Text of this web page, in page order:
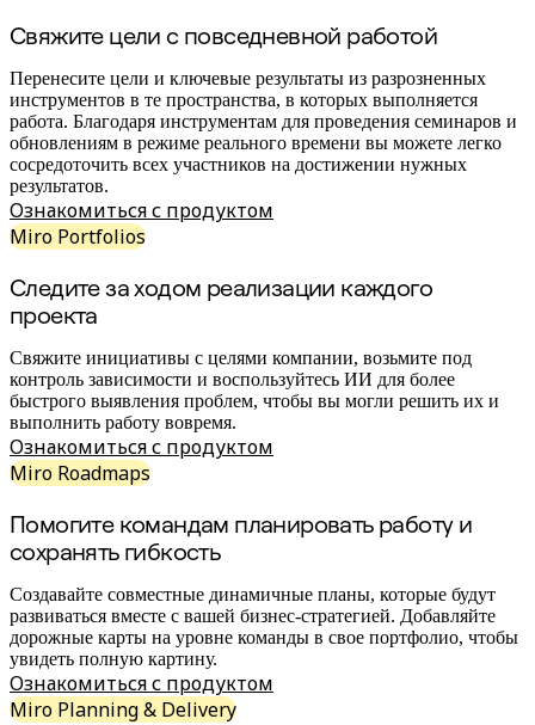
Обучение
Истории пользователей
Academy
Вебинары
Обучение Reforge
Сообщество и поддержка
Центр поддержки
Сообщество
Блог
Партнеры и услуги
Партнеры по решениям
Тарифы
Свяжите цели с повседневной работой
Перенесите цели и ключевые результаты из разрозненных
инструментов в те пространства, в которых выполняется
работа. Благодаря инструментам для проведения семинаров и
обновлениям в режиме реального времени вы можете легко
сосредоточить всех участников на достижении нужных
результатов.
Ознакомиться с продуктом
Miro Portfolios
Следите за ходом реализации каждого
проекта
Свяжите инициативы с целями компании, возьмите под
контроль зависимости и воспользуйтесь ИИ для более
быстрого выявления проблем, чтобы вы могли решить их и
выполнить работу вовремя.
Ознакомиться с продуктом
Miro Roadmaps
Помогите командам планировать работу и
сохранять гибкость
Создавайте совместные динамичные планы, которые будут
развиваться вместе с вашей бизнес-стратегией. Добавляйте
дорожные карты на уровне команды в свое портфолио, чтобы
увидеть полную картину.
Ознакомиться с продуктом
Miro Planning & Delivery